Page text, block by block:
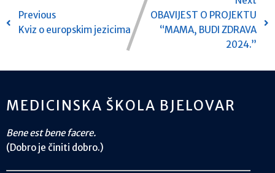
Previous
Kviz o europskim jezicima
OBAVIJEST O PROJEKTU
“MAMA, BUDI ZDRAVA
2024.”
MEDICINSKA ŠKOLA BJELOVAR
Bene est bene facere.
(Dobro je činiti dobro.)